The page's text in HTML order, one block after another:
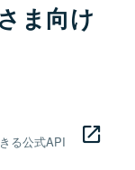
ま向け
る公式API